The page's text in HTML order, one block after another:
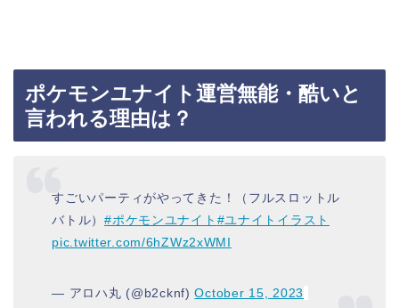
ポケモンユナイト運営無能・酷いと
言われる理由は？
すごいパーティがやってきた！（フルスロットル
バトル）#ポケモンユナイト #ユナイトイラスト
pic.twitter.com/6hZWz2xWMI
— アロハ丸 (@b2cknf)October 15, 2023